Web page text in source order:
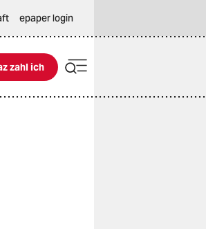
epaper login
ich
zahl ich